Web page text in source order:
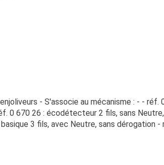
- S'associe au mécanisme : - - réf.
0 670 26 : écodétecteur 2 fils, sans
3 fils, avec Neutre, sans dérogation -